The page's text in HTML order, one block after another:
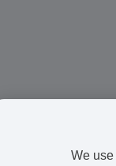
führen können.
We